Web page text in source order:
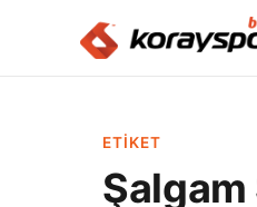
ETIKET
Şalgam